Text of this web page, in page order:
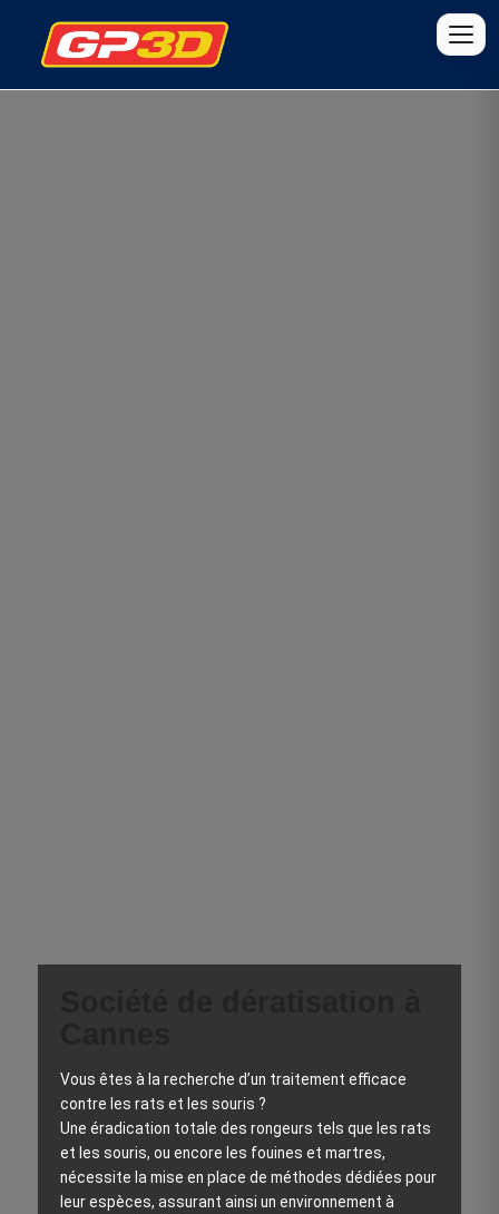
Vous êtes à la recherche d’un traitement efficace
contre les rats et les souris ?
Une éradication totale des rongeurs tels que les rats
et les souris, ou encore les fouines et martres,
nécessite la mise en place de méthodes dédiées pour
leur espèces, assurant ainsi un environnement à